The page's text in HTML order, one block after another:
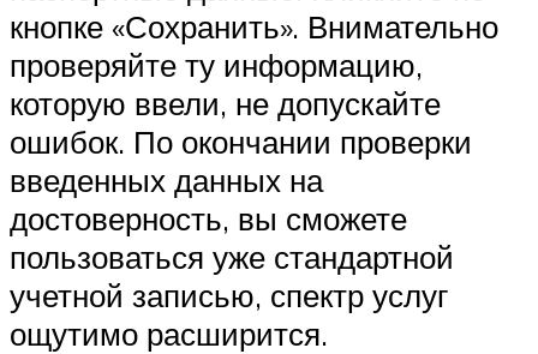
кнопке «Сохранить». Внимательно
проверяйте ту информацию,
которую ввели, не допускайте
ошибок. По окончании проверки
введенных данных на
достоверность, вы сможете
пользоваться уже стандартной
учетной записью, спектр услуг
ощутимо расширится.